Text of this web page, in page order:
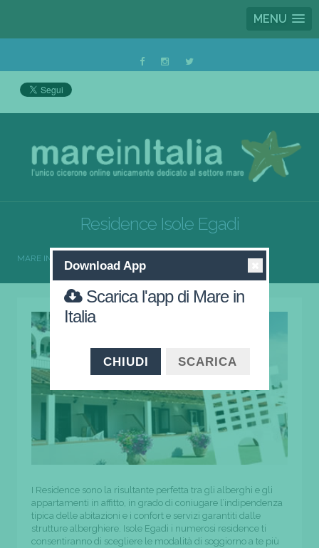
MENU
Residence Isole Egadi
MARE IN ITALIA
I Residence sono la risultante perfetta tra gli alberghi e gli
appartamenti in affitto, in grado di coniugare l’indipendenza
tipica delle abitazioni e i confort e servizi garantiti dalle
strutture alberghiere. Isole Egadi i numerosi residence ti
consentiranno di scegliere le modalità di soggiorno a te più
Download App
Scarica l'app di Mare in
Italia
CHIUDI SCARICA